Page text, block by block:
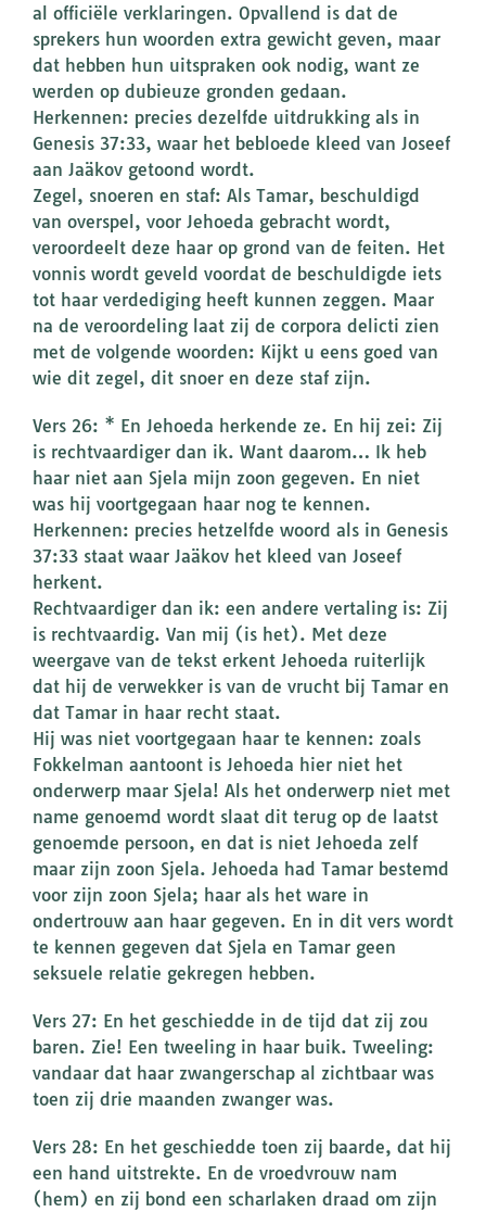
al officiële verklaringen. Opvallend is dat de
sprekers hun woorden extra gewicht geven, maar
dat hebben hun uitspraken ook nodig, want ze
werden op dubieuze gronden gedaan.
Herkennen: precies dezelfde uitdrukking als in
Genesis 37:33, waar het bebloede kleed van Joseef
aan Jaäkov getoond wordt.
Zegel, snoeren en staf: Als Tamar, beschuldigd
van overspel, voor Jehoeda gebracht wordt,
veroordeelt deze haar op grond van de feiten. Het
vonnis wordt geveld voordat de beschuldigde iets
tot haar verdediging heeft kunnen zeggen. Maar
na de veroordeling laat zij de corpora delicti zien
met de volgende woorden: Kijkt u eens goed van
wie dit zegel, dit snoer en deze staf zijn.
Vers 26: * En Jehoeda herkende ze. En hij zei: Zij
is rechtvaardiger dan ik. Want daarom… Ik heb
haar niet aan Sjela mijn zoon gegeven. En niet
was hij voortgegaan haar nog te kennen.
Herkennen: precies hetzelfde woord als in Genesis
37:33 staat waar Jaäkov het kleed van Joseef
herkent.
Rechtvaardiger dan ik: een andere vertaling is: Zij
is rechtvaardig. Van mij (is het). Met deze
weergave van de tekst erkent Jehoeda ruiterlijk
dat hij de verwekker is van de vrucht bij Tamar en
dat Tamar in haar recht staat.
Hij was niet voortgegaan haar te kennen: zoals
Fokkelman aantoont is Jehoeda hier niet het
onderwerp maar Sjela! Als het onderwerp niet met
name genoemd wordt slaat dit terug op de laatst
genoemde persoon, en dat is niet Jehoeda zelf
maar zijn zoon Sjela. Jehoeda had Tamar bestemd
voor zijn zoon Sjela; haar als het ware in
ondertrouw aan haar gegeven. En in dit vers wordt
te kennen gegeven dat Sjela en Tamar geen
seksuele relatie gekregen hebben.
Vers 27: En het geschiedde in de tijd dat zij zou
baren. Zie! Een tweeling in haar buik. Tweeling:
vandaar dat haar zwangerschap al zichtbaar was
toen zij drie maanden zwanger was.
Vers 28: En het geschiedde toen zij baarde, dat hij
een hand uitstrekte. En de vroedvrouw nam
(hem) en zij bond een scharlaken draad om zijn